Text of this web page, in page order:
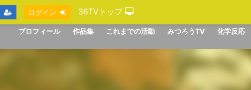
プロフィール 作品集 これまでの活動 みつろうTV 化学反応
ログイン 36TVトップ